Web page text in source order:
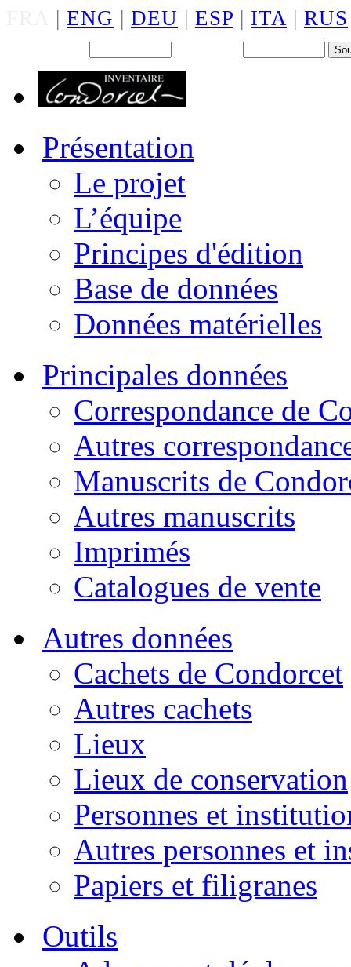
| ENG | DEU | ESP | ITA | RUS
Présentation
Le projet
L’équipe
Principes d'édition
Base de données
Données matérielles
Principales données
Correspondance de
Autres
Manuscrits de
Autres manuscrits
Imprimés
Catalogues de vente
Autres données
Cachets de Condorcet
Autres cachets
Lieux
Lieux de conservation
Personnes et
Autres personnes et
Papiers et filigranes
Outils